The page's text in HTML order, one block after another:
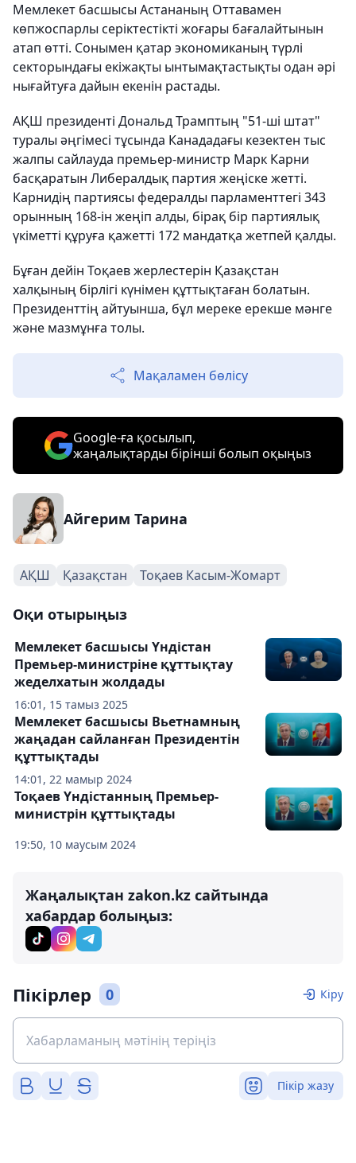
Мемлекет басшысы Астананың Оттавамен
көпжоспарлы серіктестікті жоғары бағалайтынын
атап өтті. Сонымен қатар экономиканың түрлі
секторындағы екіжақты ынтымақтастықты одан әрі
нығайтуға дайын екенін растады.
АҚШ президенті Дональд Трамптың "51-ші штат"
туралы әңгімесі тұсында Канададағы кезектен тыс
жалпы сайлауда премьер-министр Марк Карни
басқаратын Либералдық партия жеңіске жетті.
Карнидің партиясы федералды парламенттегі 343
орынның 168-ін жеңіп алды, бірақ бір партиялық
үкіметті құруға қажетті 172 мандатқа жетпей қалды.
Бұған дейін Тоқаев жерлестерін Қазақстан
халқының бірлігі күнімен құттықтаған болатын.
Президенттің айтуынша, бұл мереке ерекше мәнге
және мазмұнға толы.
Мақаламен бөлісу
Google-ға қосылып,
жаңалықтарды бірінші болып оқыңыз
Айгерим Тарина
АҚШ Қазақстан Тоқаев Касым-Жомарт
Оқи отырыңыз
16:01, 15 тамыз 2025
Мемлекет басшысы Үндістан
Премьер-министріне құттықтау
жеделхатын жолдады
14:01, 22 мамыр 2024
Мемлекет басшысы Вьетнамның
жаңадан сайланған Президентін
құттықтады
19:50, 10 маусым 2024
Тоқаев Үндістанның Премьер-
министрін құттықтады
Жаңалықтан zakon.kz сайтында
хабардар болыңыз:
Пікірлер 0 Кіру
Пікір жазу